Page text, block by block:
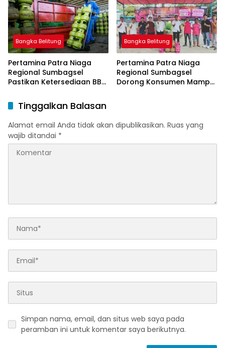
Bangka Belitung
Pertamina Patra Niaga
Regional Sumbagsel
Pastikan Ketersediaan BBM
Ramadan dan Menjelang
Idulfitri
Bangka Belitung
Pertamina Patra Niaga
Regional Sumbagsel
Dorong Konsumen Mampu
Tinggalkan Balasan
Alamat email Anda tidak akan dipublikasikan. Ruas yang
wajib ditandai *
Simpan nama, email, dan situs web saya pada
peramban ini untuk komentar saya berikutnya.